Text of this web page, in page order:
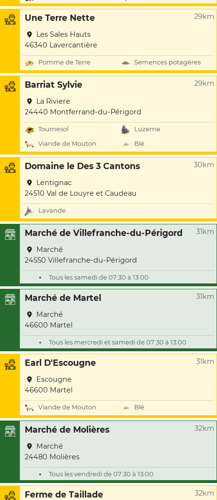
Une Terre Nette 29km
Les Sales Hauts
46340 Lavercantière
Pomme de Terre Semences potagères
Barriat Sylvie 29km
La Riviere
24440 Montferrand-du-Périgord
Tournesol
Luzerne
Viande de Mouton
Blé
Domaine le Des 3 Cantons 30km
Lentignac
24510 Val de Louyre et Caudeau
Lavande
Marché de Villefranche-du-Périgord 31km
Marché
24550 Villefranche-du-Périgord
Tous les samedi de 07:30 à 13:00
Marché de Martel 31km
Marché
46600 Martel
Tous les mercredi et samedi de 07:30 à 13:00
Earl D'Escougne 31km
Escougne
46600 Martel
Viande de Mouton Blé
Marché de Molières 32km
Marché
24480 Molières
Tous les vendredi de 07:30 à 13:00
Ferme de Taillade 32km